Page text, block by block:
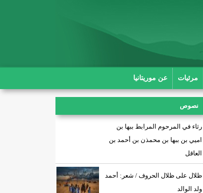
مرئيات عن موريتانيا
نصوص
رثاء في المرحوم المرابط ببها بن
اميي بن ببها بن محمذن بن أحمد بن
العاقل
ظلال على ظلال الحروف / شعر: أحمد
ولد الوالد